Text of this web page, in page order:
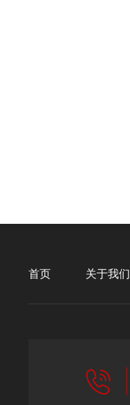
首页 关于我们